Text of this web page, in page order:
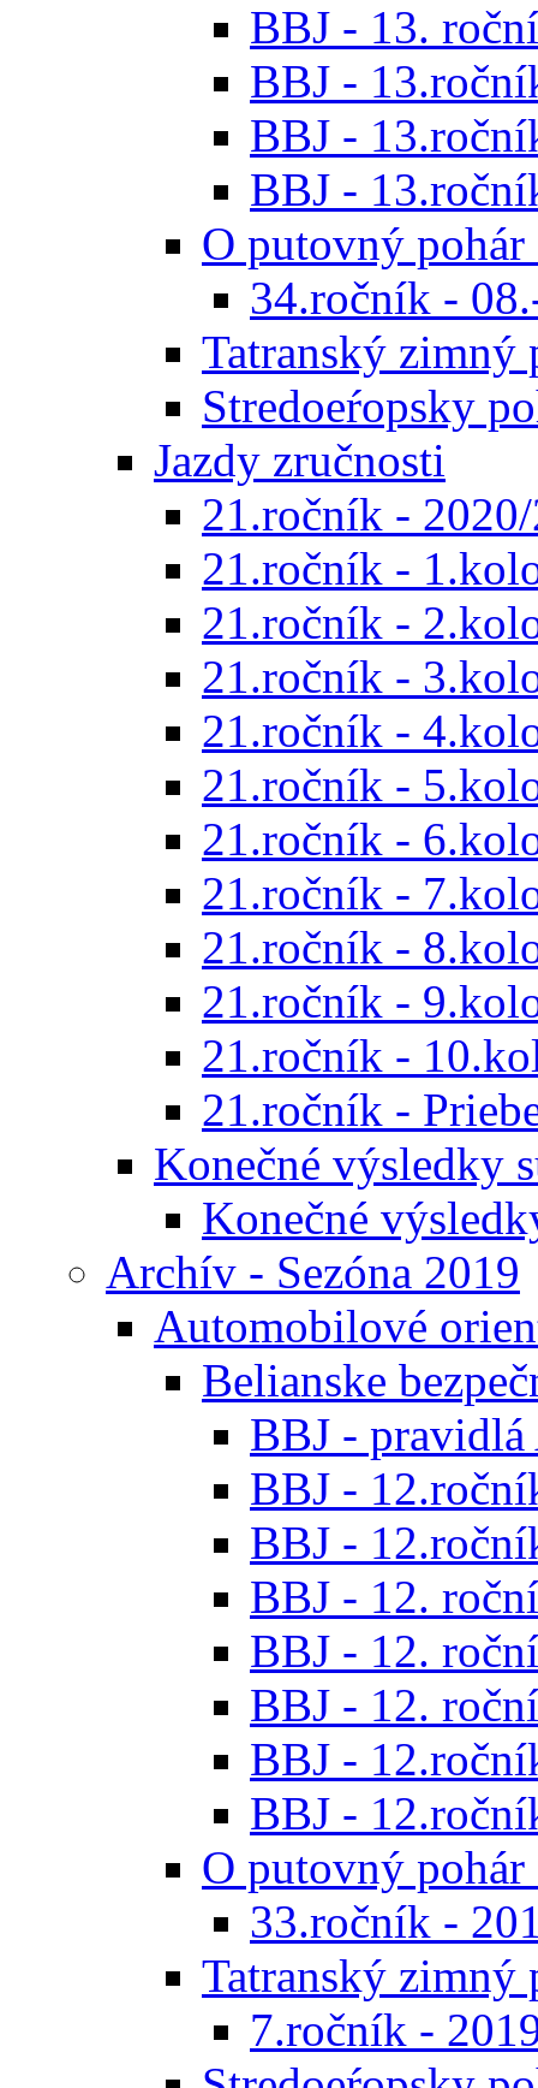
BBJ - 13.
BBJ -
BBJ -
BBJ -
O putovný
34.ročník -
Tatranský zimný
Stredoeŕopsky
Jazdy zručnosti
21.ročník -
21.ročník -
21.ročník -
21.ročník -
21.ročník -
21.ročník -
21.ročník -
21.ročník -
21.ročník -
21.ročník -
21.ročník -
21.ročník -
Konečné výsledky
Konečné
Archív - Sezóna 2019
Automobilové
Belianske
BBJ - pravidlá
BBJ -
BBJ -
BBJ - 12.
BBJ - 12.
BBJ - 12.
BBJ -
BBJ -
O putovný
33.ročník -
Tatranský zimný
7.ročník -